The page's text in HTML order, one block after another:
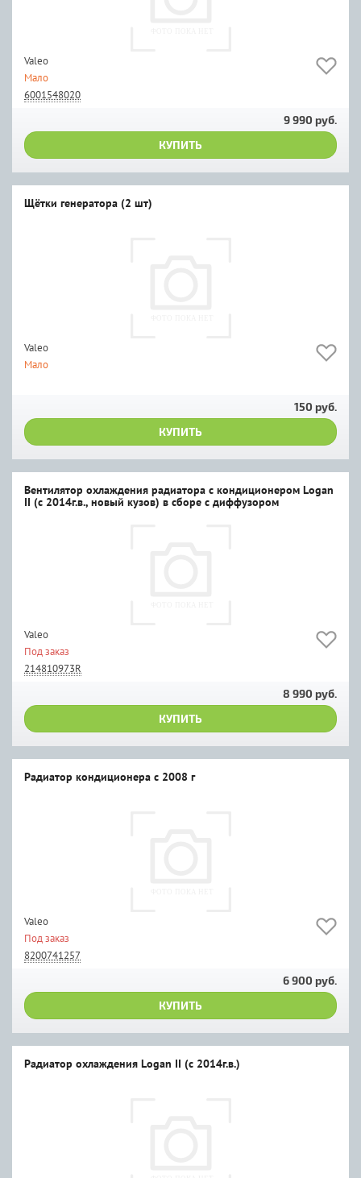
Valeo
Мало
6001548020
9 990 руб.
КУПИТЬ
Щётки генератора (2 шт)
Valeo
Мало
150 руб.
КУПИТЬ
Вентилятор охлаждения радиатора с кондиционером Logan
II (с 2014г.в., новый кузов) в сборе с диффузором
Valeo
Под заказ
214810973R
8 990 руб.
КУПИТЬ
Радиатор кондиционера c 2008 г
Valeo
Под заказ
8200741257
6 900 руб.
КУПИТЬ
Радиатор охлаждения Logan II (с 2014г.в.)